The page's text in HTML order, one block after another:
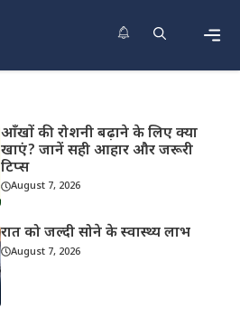
आँखों की रोशनी बढ़ाने के लिए क्या
खाएं? जानें सही आहार और जरूरी
टिप्स
August 7, 2026
रात को जल्दी सोने के स्वास्थ्य लाभ
August 7, 2026